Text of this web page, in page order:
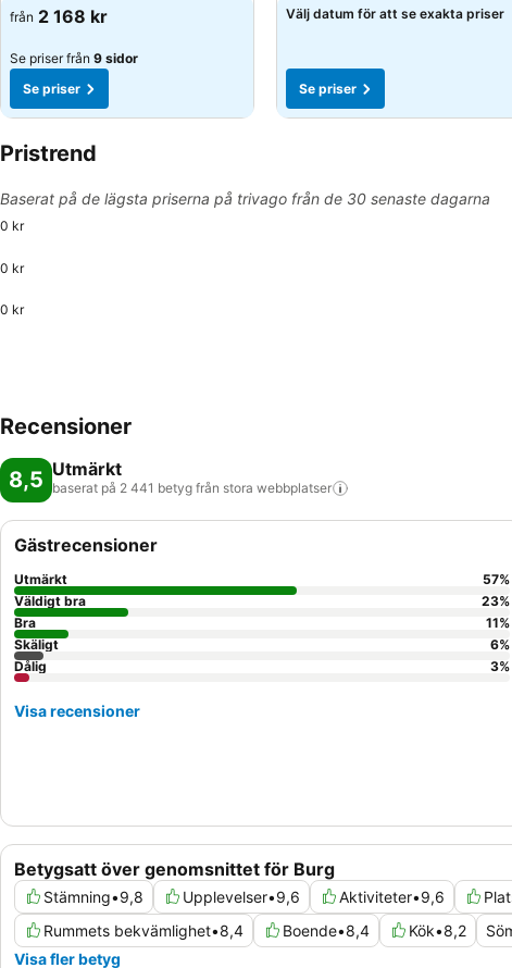
från 2 168 kr
Se priser från 9 sidor
Se priser
Välj datum för att se exakta priser
Se priser
Pristrend
Baserat på de lägsta priserna på trivago från de 30 senaste dagarna
0 kr
0 kr
0 kr
Recensioner
8,5 Utmärkt
baserat på 2 441 betyg från stora webbplatser
Betygsatt över genomsnittet för Burg
Stämning•9,8 Upplevelser•9,6 Aktiviteter•9,6
Rummets bekvämlighet•8,4 Boende•8,4 Kök•8,2
Visa fler betyg
Gästrecensioner
Utmärkt 57%
Väldigt bra
23%
Bra
11%
Skäligt
6%
Dålig
3%
Visa recensioner